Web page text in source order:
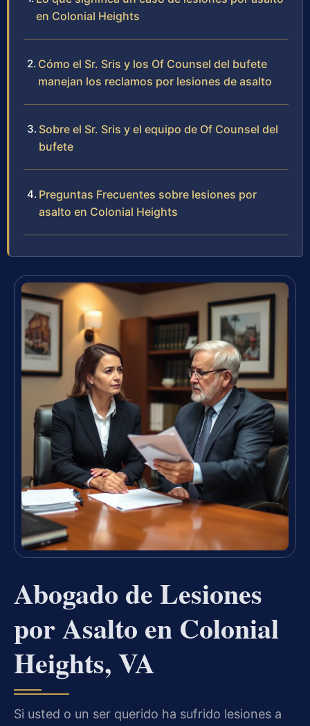
en Colonial Heights
Cómo el Sr. Sris y los Of Counsel del bufete
manejan los reclamos por lesiones de asalto
Sobre el Sr. Sris y el equipo de Of Counsel del
bufete
Preguntas Frecuentes sobre lesiones por
asalto en Colonial Heights
Abogado de Lesiones
por Asalto en Colonial
Heights, VA
Si usted o un ser querido ha sufrido lesiones a